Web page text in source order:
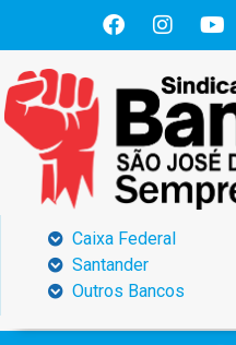
Caixa Federal
Santander
Outros Bancos